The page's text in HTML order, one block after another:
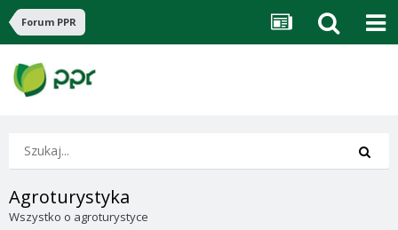
Forum PPR
Agroturystyka
Wszystko o agroturystyce